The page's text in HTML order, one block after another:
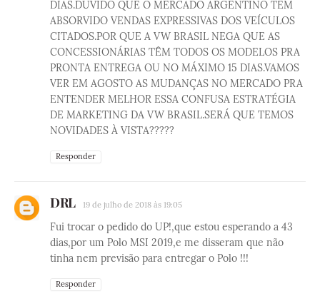
DIAS.DUVIDO QUE O MERCADO ARGENTINO TEM
ABSORVIDO VENDAS EXPRESSIVAS DOS VEÍCULOS
CITADOS.POR QUE A VW BRASIL NEGA QUE AS
CONCESSIONÁRIAS TÊM TODOS OS MODELOS PRA
PRONTA ENTREGA OU NO MÁXIMO 15 DIAS.VAMOS
VER EM AGOSTO AS MUDANÇAS NO MERCADO PRA
ENTENDER MELHOR ESSA CONFUSA ESTRATÉGIA
DE MARKETING DA VW BRASIL.SERÁ QUE TEMOS
NOVIDADES À VISTA?????
Responder
DRL 19 de julho de 2018 às 19:05
Fui trocar o pedido do UP!,que estou esperando a 43
dias,por um Polo MSI 2019,e me disseram que não
tinha nem previsão para entregar o Polo !!!
Responder